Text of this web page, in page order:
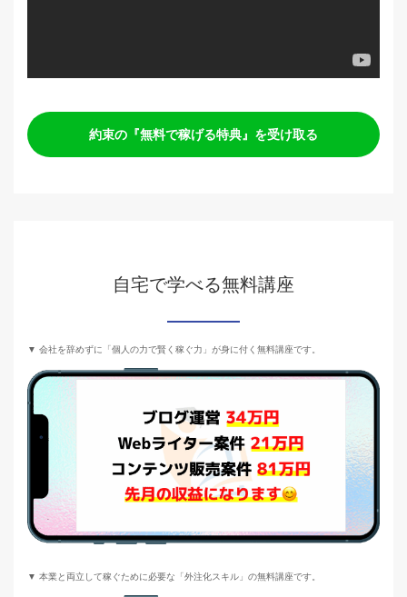
約束の『無料で稼げる特典』を受け取る
自宅で学べる無料講座
▼ 会社を辞めずに「個人の力で賢く稼ぐ力」が身に付く無料講座です。
▼ 本業と両立して稼ぐために必要な「外注化スキル」の無料講座です。